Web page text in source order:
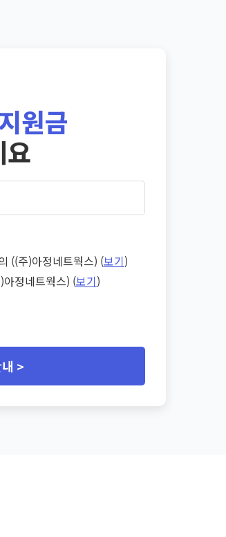
원금
((주)아정네트웍스) (보기)
정네트웍스) (보기)
>